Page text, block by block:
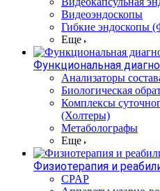
Видеоэндоскопы
Гибкие эндоскопы
Еще
Функциональная
Анализаторы
Биологическая
Комплексы
(Холтеры)
Метаболографы
Еще
Физиотерапия и
CPAP